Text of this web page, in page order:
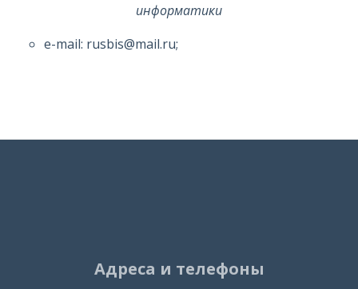
информатики
e-mail: rusbis@mail.ru;
Адреса и телефоны